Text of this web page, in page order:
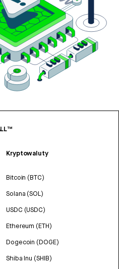
Kryptowaluty
Bitcoin (BTC)
Solana (SOL)
USDC (USDC)
Ethereum (ETH)
Dogecoin (DOGE)
Shiba Inu (SHIB)